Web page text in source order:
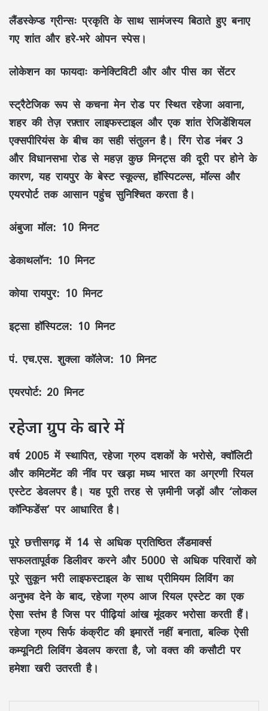
लैंडस्केप्ड ग्रीन्सः प्रकृति के साथ सामंजस्य बिठाते हुए बनाए
गए शांत और हरे-भरे ओपन स्पेस।
लोकेशन का फायदाः कनेक्टिविटी और और पीस का सेंटर
स्ट्रैटेजिक रूप से कचना मेन रोड पर स्थित रहेजा अवाना,
शहर की तेज़ रफ़्तार लाइफस्टाइल और एक शांत रेजिडेंशियल
एक्सपीरियंस के बीच का सही संतुलन है। रिंग रोड नंबर 3
और विधानसभा रोड से महज़ कुछ मिनट्स की दूरी पर होने के
कारण, यह रायपुर के बेस्ट स्कूल्स, हॉस्पिटल्स, मॉल्स और
एयरपोर्ट तक आसान पहुंच सुनिश्चित करता है।
अंबुजा मॉल: 10 मिनट
डेकाथलॉन: 10 मिनट
कोया रायपुर: 10 मिनट
इट्सा हॉस्पिटल: 10 मिनट
पं. एच.एस. शुक्ला कॉलेज: 10 मिनट
एयरपोर्ट: 20 मिनट
रहेजा ग्रुप के बारे में
वर्ष 2005 में स्थापित, रहेजा ग्रुप दशकों के भरोसे, क्वॉलिटी
और कमिटमेंट की नींव पर खड़ा मध्य भारत का अग्रणी रियल
एस्टेट डेवलपर है। यह पूरी तरह से ज़मीनी जड़ों और ‘लोकल
कॉन्फिडेंस’ पर आधारित है।
पूरे छत्तीसगढ़ में 14 से अधिक प्रतिष्ठित लैंडमार्क्स
सफलतापूर्वक डिलीवर करने और 5000 से अधिक परिवारों को
पूरे सुकून भरी लाइफस्टाइल के साथ प्रीमियम लिविंग का
अनुभव देने के बाद, रहेजा ग्रुप आज रियल एस्टेट का एक
ऐसा स्तंभ है जिस पर पीढ़ियां आंख मूंदकर भरोसा करती हैं।
रहेजा ग्रुप सिर्फ कंक्रीट की इमारतें नहीं बनाता, बल्कि ऐसी
कम्यूनिटी लिविंग डेवलप करता है, जो वक्त की कसौटी पर
हमेशा खरी उतरती है।